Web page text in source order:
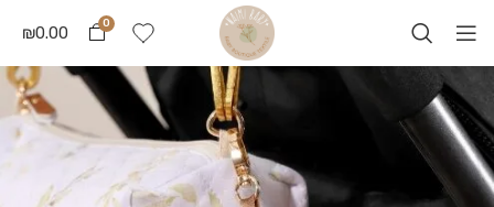
0
₪0.00